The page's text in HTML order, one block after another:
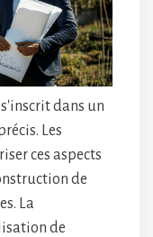
dans un
Les
ces aspects
de
La
de